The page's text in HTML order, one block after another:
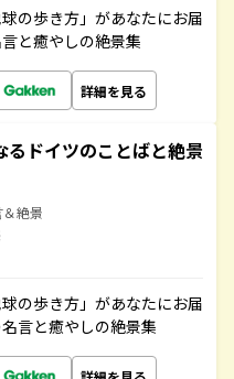
の歩き方」があなたにお届
と癒やしの絶景集
詳細を見る
るドイツのことばと絶景
絶景
の歩き方」があなたにお届
言と癒やしの絶景集